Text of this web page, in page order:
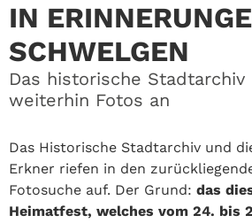
IN
SCHWELGEN
Das historische
weiterhin Fotos an
Das Historische Stadtarchiv und
Erkner riefen in den
Fotosuche auf. Der Grund: das
Heimatfest, welches vom 24. bis